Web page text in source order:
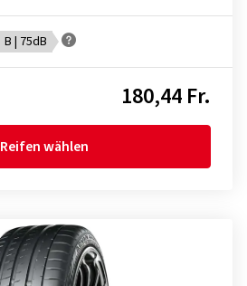
B | 75dB
180,44 Fr.
Reifen wählen